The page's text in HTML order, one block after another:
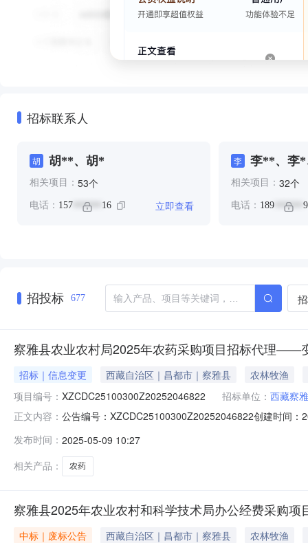
招标联系人
胡 胡**、胡*
相关项目： 53个
电话： 157 ****** 16 立即查看
李 李**、李
相关项目： 32个
电话： 189******
招投标 677
察雅县农业农村局2025年农药采购项目招标代理——
招标｜信息变更 西藏自治区｜昌都市｜察雅县
农林牧渔
项目编号： XZCDC25100300Z20252046822 招标单位： 西藏察
正文内容： 公告编号：XZCDC25100300Z20252046822创建时间
村局2025年农药采购项目招标代理询比文件.docx评分标
发布时间： 2025-05-09 10:27
相关产品：
农药
察雅县2025年农业农村和科学技术局办公经费采购
中标｜废标公告 西藏自治区｜昌都市｜察雅县
农林牧渔